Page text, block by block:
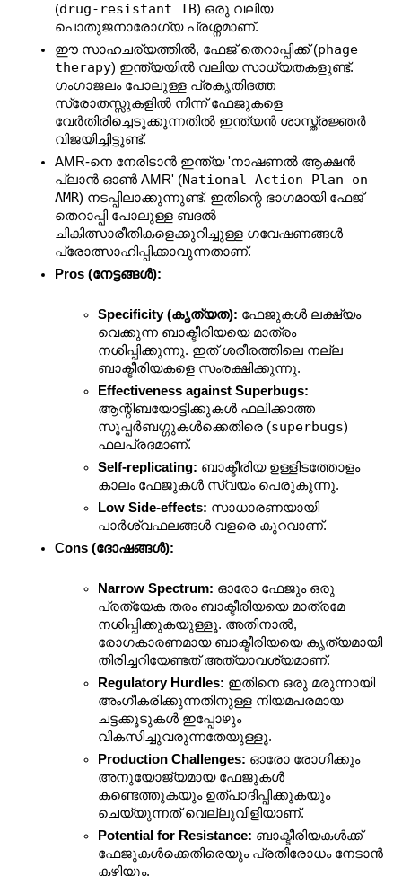
(drug-resistant TB) ഒരു വലിയ
പൊതുജനാരോഗ്യ പ്രശ്നമാണ്.
ഈ സാഹചര്യത്തിൽ, ഫേജ് തെറാപ്പിക്ക് (phage
therapy) ഇന്ത്യയിൽ വലിയ സാധ്യതകളുണ്ട്.
ഗംഗാജലം പോലുള്ള പ്രകൃതിദത്ത
സ്രോതസ്സുകളിൽ നിന്ന് ഫേജുകളെ
വേർതിരിച്ചെടുക്കുന്നതിൽ ഇന്ത്യൻ ശാസ്ത്രജ്ഞർ
വിജയിച്ചിട്ടുണ്ട്.
AMR-നെ നേരിടാൻ ഇന്ത്യ 'നാഷണൽ ആക്ഷൻ
പ്ലാൻ ഓൺ AMR' (National Action Plan on
AMR) നടപ്പിലാക്കുന്നുണ്ട്. ഇതിന്റെ ഭാഗമായി ഫേജ്
തെറാപ്പി പോലുള്ള ബദൽ
ചികിത്സാരീതികളെക്കുറിച്ചുള്ള ഗവേഷണങ്ങൾ
പ്രോത്സാഹിപ്പിക്കാവുന്നതാണ്.
Pros (നേട്ടങ്ങൾ):
Specificity (കൃത്യത): ഫേജുകൾ ലക്ഷ്യം
വെക്കുന്ന ബാക്ടീരിയയെ മാത്രം
നശിപ്പിക്കുന്നു. ഇത് ശരീരത്തിലെ നല്ല
ബാക്ടീരിയകളെ സംരക്ഷിക്കുന്നു.
Effectiveness against Superbugs:
ആന്റിബയോട്ടിക്കുകൾ ഫലിക്കാത്ത
സൂപ്പർബഗ്ഗുകൾക്കെതിരെ (superbugs)
ഫലപ്രദമാണ്.
Self-replicating: ബാക്ടീരിയ ഉള്ളിടത്തോളം
കാലം ഫേജുകൾ സ്വയം പെരുകുന്നു.
Low Side-effects: സാധാരണയായി
പാർശ്വഫലങ്ങൾ വളരെ കുറവാണ്.
Cons (ദോഷങ്ങൾ):
Narrow Spectrum: ഓരോ ഫേജും ഒരു
പ്രത്യേക തരം ബാക്ടീരിയയെ മാത്രമേ
നശിപ്പിക്കുകയുള്ളൂ. അതിനാൽ,
രോഗകാരണമായ ബാക്ടീരിയയെ കൃത്യമായി
തിരിച്ചറിയേണ്ടത് അത്യാവശ്യമാണ്.
Regulatory Hurdles: ഇതിനെ ഒരു മരുന്നായി
അംഗീകരിക്കുന്നതിനുള്ള നിയമപരമായ
ചട്ടക്കൂടുകൾ ഇപ്പോഴും
വികസിച്ചുവരുന്നതേയുള്ളൂ.
Production Challenges: ഓരോ രോഗിക്കും
അനുയോജ്യമായ ഫേജുകൾ
കണ്ടെത്തുകയും ഉത്പാദിപ്പിക്കുകയും
ചെയ്യുന്നത് വെല്ലുവിളിയാണ്.
Potential for Resistance: ബാക്ടീരിയകൾക്ക്
ഫേജുകൾക്കെതിരെയും പ്രതിരോധം നേടാൻ
കഴിയും.